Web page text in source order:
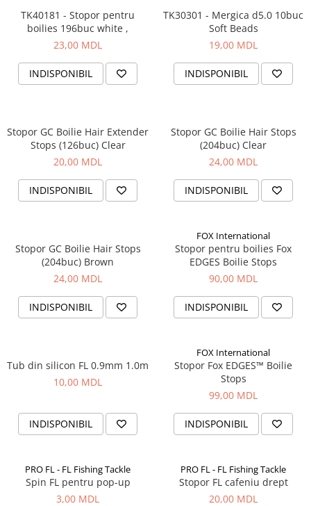
TK40181 - Stopor pentru
boilies 196buc white ,
23,00 MDL
INDISPONIBIL
TK30301 - Mergica d5.0 10buc
Soft Beads
19,00 MDL
INDISPONIBIL
Stopor GC Boilie Hair Extender
Stops (126buc) Clear
20,00 MDL
INDISPONIBIL
Stopor GC Boilie Hair Stops
(204buc) Clear
24,00 MDL
INDISPONIBIL
Stopor GC Boilie Hair Stops
(204buc) Brown
24,00 MDL
INDISPONIBIL
FOX International
Stopor pentru boilies Fox
EDGES Boilie Stops
90,00 MDL
INDISPONIBIL
Tub din silicon FL 0.9mm 1.0m
10,00 MDL
INDISPONIBIL
FOX International
Stopor Fox EDGES™ Boilie
Stops
99,00 MDL
INDISPONIBIL
PRO FL - FL Fishing Tackle
Spin FL pentru pop-up
3,00 MDL
PRO FL - FL Fishing Tackle
Stopor FL cafeniu drept
20,00 MDL